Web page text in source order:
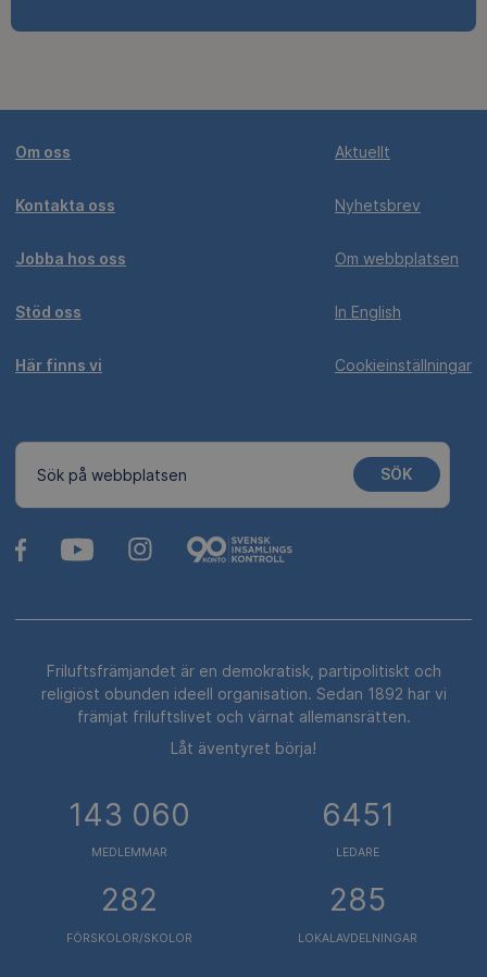
Om oss
Kontakta oss
Jobba hos oss
Stöd oss
Här finns vi
Aktuellt
Nyhetsbrev
Om webbplatsen
In English
Cookieinställningar
Sök på webbplatsen SÖK
Friluftsfrämjandet är en demokratisk, partipolitiskt och
religiöst obunden ideell organisation. Sedan 1892 har vi
främjat friluftslivet och värnat allemansrätten.
Låt äventyret börja!
143 060
MEDLEMMAR
6451
LEDARE
282
FÖRSKOLOR/SKOLOR
285
LOKALAVDELNINGAR